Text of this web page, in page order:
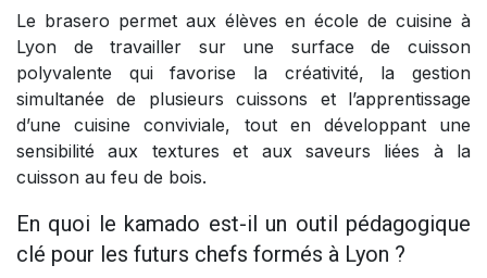
Le brasero permet aux élèves en école de cuisine à
Lyon de travailler sur une surface de cuisson
polyvalente qui favorise la créativité, la gestion
simultanée de plusieurs cuissons et l’apprentissage
d’une cuisine conviviale, tout en développant une
sensibilité aux textures et aux saveurs liées à la
cuisson au feu de bois.
En quoi le kamado est-il un outil pédagogique
clé pour les futurs chefs formés à Lyon ?